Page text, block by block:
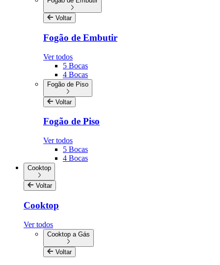
Voltar
Fogão de Embutir
Ver todos
5 Bocas
4 Bocas
Fogão de Piso
Voltar
Fogão de Piso
Ver todos
5 Bocas
4 Bocas
Cooktop
Voltar
Cooktop
Ver todos
Cooktop a Gás
Voltar